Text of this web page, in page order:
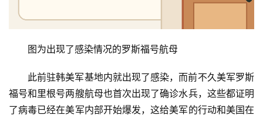
安
维
修
图为出现了感染情况的罗斯福号航母
此前驻韩美军基地内就出现了感染，而前不久美军罗斯
福号和里根号两艘航母也首次出现了确诊水兵，这些都证明
了病毒已经在美军内部开始爆发，这给美军的行动和美国在